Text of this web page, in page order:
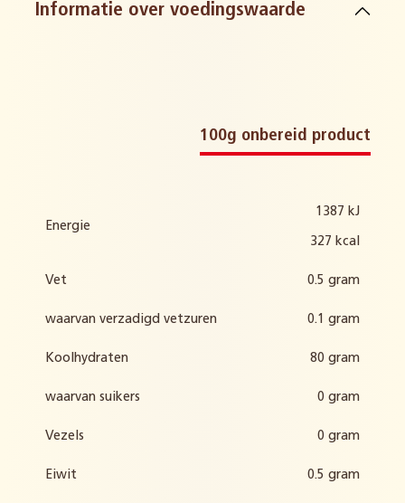
glutenbevattende granen en
Informatie over voedingswaarde
100g onbereid product
Energie
1387 kJ
327 kcal
Vet 0.5 gram
waarvan verzadigd vetzuren 0.1 gram
Koolhydraten 80 gram
waarvan suikers 0 gram
Vezels 0 gram
Eiwit 0.5 gram